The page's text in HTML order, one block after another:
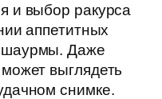
и выбор ракурса
аппетитных
Даже
выглядеть
снимке.